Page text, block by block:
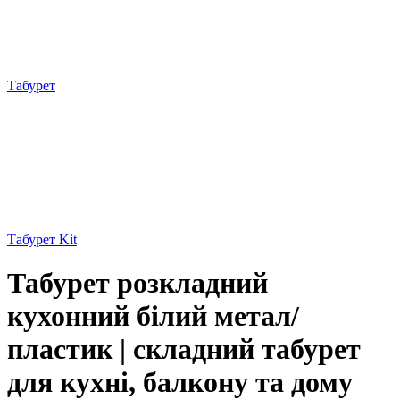
Табурет
Табурет Kit
Табурет розкладний
кухонний білий метал/
пластик | складний табурет
для кухні, балкону та дому